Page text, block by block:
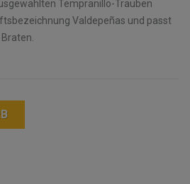
Tempranillo-Trauben
Valdepeñas und passt